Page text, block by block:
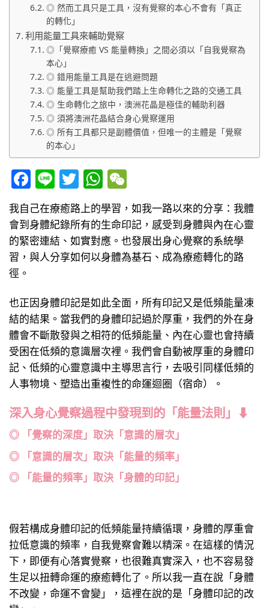
◎ 然而工具只是工具，沒有覺察的本心不會有「真正
的轉化」
利用能量工具來輔助覺察
◎「覺察療癒 VS 能量轉換」之間必須以「自我覺察為
本心」
◎ 錯用能量工具是在逃避問題
◎ 能量工具是幫助我們踏上生命轉化之路的交通工具
◎ 生命轉化之旅中，澳洲花晶是極佳的輔助利器
◎ 須將澳洲花晶結合身心覺察運用
◎ 所有工具都只是副體價值，但唯一的主體是「覺察
的本心」
Facebook
LineTwitterWhatsApp
我自己在療癒路上的學習，如我一路以來的分享：我體
會到身體紀錄所有的生命印記，感受到身體與內在心靈
的緊密連結、如實對應。也發展出身心覺察的系統學
習，與人分享如何以身體為基石、成為療癒轉化的路
徑。
也正因身體印記是如此全面，所有印記又是低頻能量凍
結的結果。當我們的身體印記過於厚重，我們的外在身
體會不斷散發與之相符的低頻能量、內在心靈也會持續
受困在低頻的意識層次裡。我們會自動被厚重的身體印
記、低頻的心靈意識中主導思言行，去吸引同樣低頻的
人事物境、塑造出重複性的命運迴圈（宿命）。
深入身心覺察過程中發現到的「能量法則」 ⬇
◎ 「覺察的深度」取決「意識的層次」
◎ 「意識的層次」取決「能量的頻率」
◎ 「能量的頻率」取決「身體的印記」
假若構成身體印記的低頻能量持續循環，身體的厚重會
拉低意識的頻率，自我覺察會難以精深。在這樣的情況
下，即便有心落實覺察，也很難真實深入，也不容易發
生足以扭轉命運的療癒轉化了。所以我一直在說「身體
不改變，命運不會變」，這裡在說的是「身體印記的改